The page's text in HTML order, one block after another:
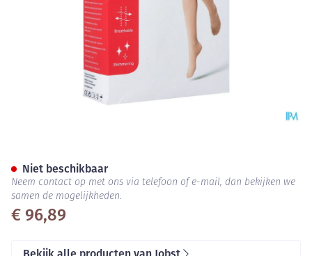
€ 96,89
Niet beschikbaar
Neem contact op met ons via telefoon of e-mail, dan bekijken we
samen de mogelijkheden.